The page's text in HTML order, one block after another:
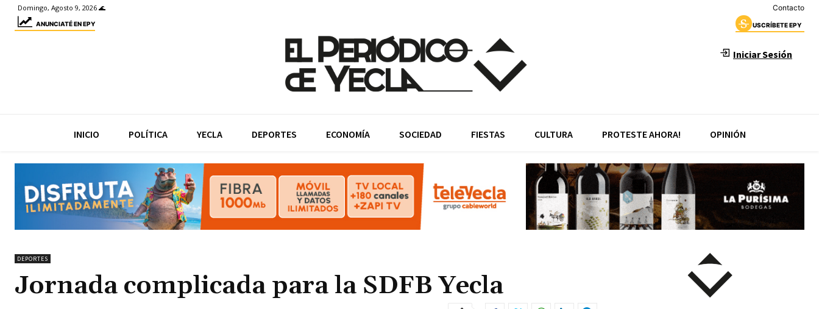
Domingo, Agosto 9, 2026 🌊 Contacto
ANUNCIATÉ EN EPY USCRÍBETE EPY
Iniciar Sesión
INICIO POLÍTICA YECLA DEPORTES ECONOMÍA SOCIEDAD FIESTAS CULTURA PROTESTE AHORA! OPINIÓN
DEPORTES
Jornada complicada para la SDFB Yecla